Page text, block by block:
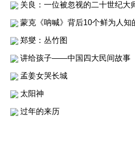
关良：一位被忽视的二十世纪大
蒙克《呐喊》背后10个鲜为人知
郑燮：丛竹图
讲给孩子——中国四大民间故事
孟姜女哭长城
太阳神
过年的来历